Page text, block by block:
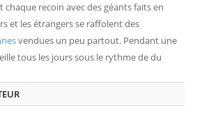
recoin avec des géants faits en
et les étrangers se raffolent des
vendues un peu partout. Pendant une
tous les jours sous le rythme de du